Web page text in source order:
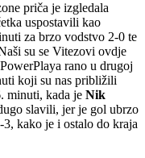
priča je izgledala
uspostavili kao
za brzo vodstvo 2-0 te
su se Vitezovi ovdje
rano u drugoj
koji su nas približili
minuti, kada je Nik
slavili, jer je gol ubrzo
3, kako je i ostalo do kraja